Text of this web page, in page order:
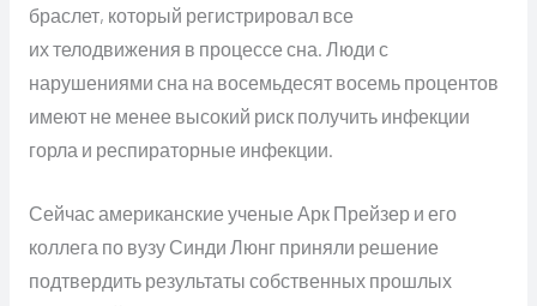
браслет, который регистрировал все
их телодвижения в процессе сна. Люди с
нарушениями сна на восемьдесят восемь процентов
имеют не менее высокий риск получить инфекции
горла и респираторные инфекции.
Сейчас американские ученые Арк Прейзер и его
коллега по вузу Синди Люнг приняли решение
подтвердить результаты собственных прошлых